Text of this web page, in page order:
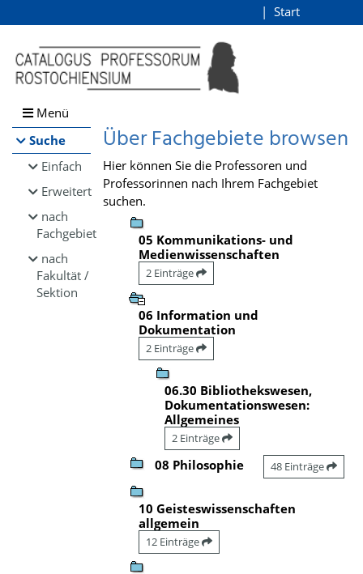
Browsen
direkt zum Inhalt
Start
Menü
Suche
Einfach
Erweitert
nach
Fachgebiet
nach
Fakultät /
Sektion
Über Fachgebiete browsen
Hier können Sie die Professoren und
Professorinnen nach Ihrem Fachgebiet
suchen.
05 Kommunikations- und
Medienwissenschaften
2 Einträge
06 Information und
Dokumentation
2 Einträge
06.30 Bibliothekswesen,
Dokumentationswesen:
Allgemeines
2 Einträge
08 Philosophie 48 Einträge
10 Geisteswissenschaften
allgemein
12 Einträge